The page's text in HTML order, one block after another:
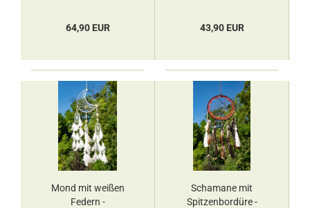
64,90 EUR
43,90 EUR
Mond mit weißen
Federn -
Schamane mit
Spitzenbordüre -